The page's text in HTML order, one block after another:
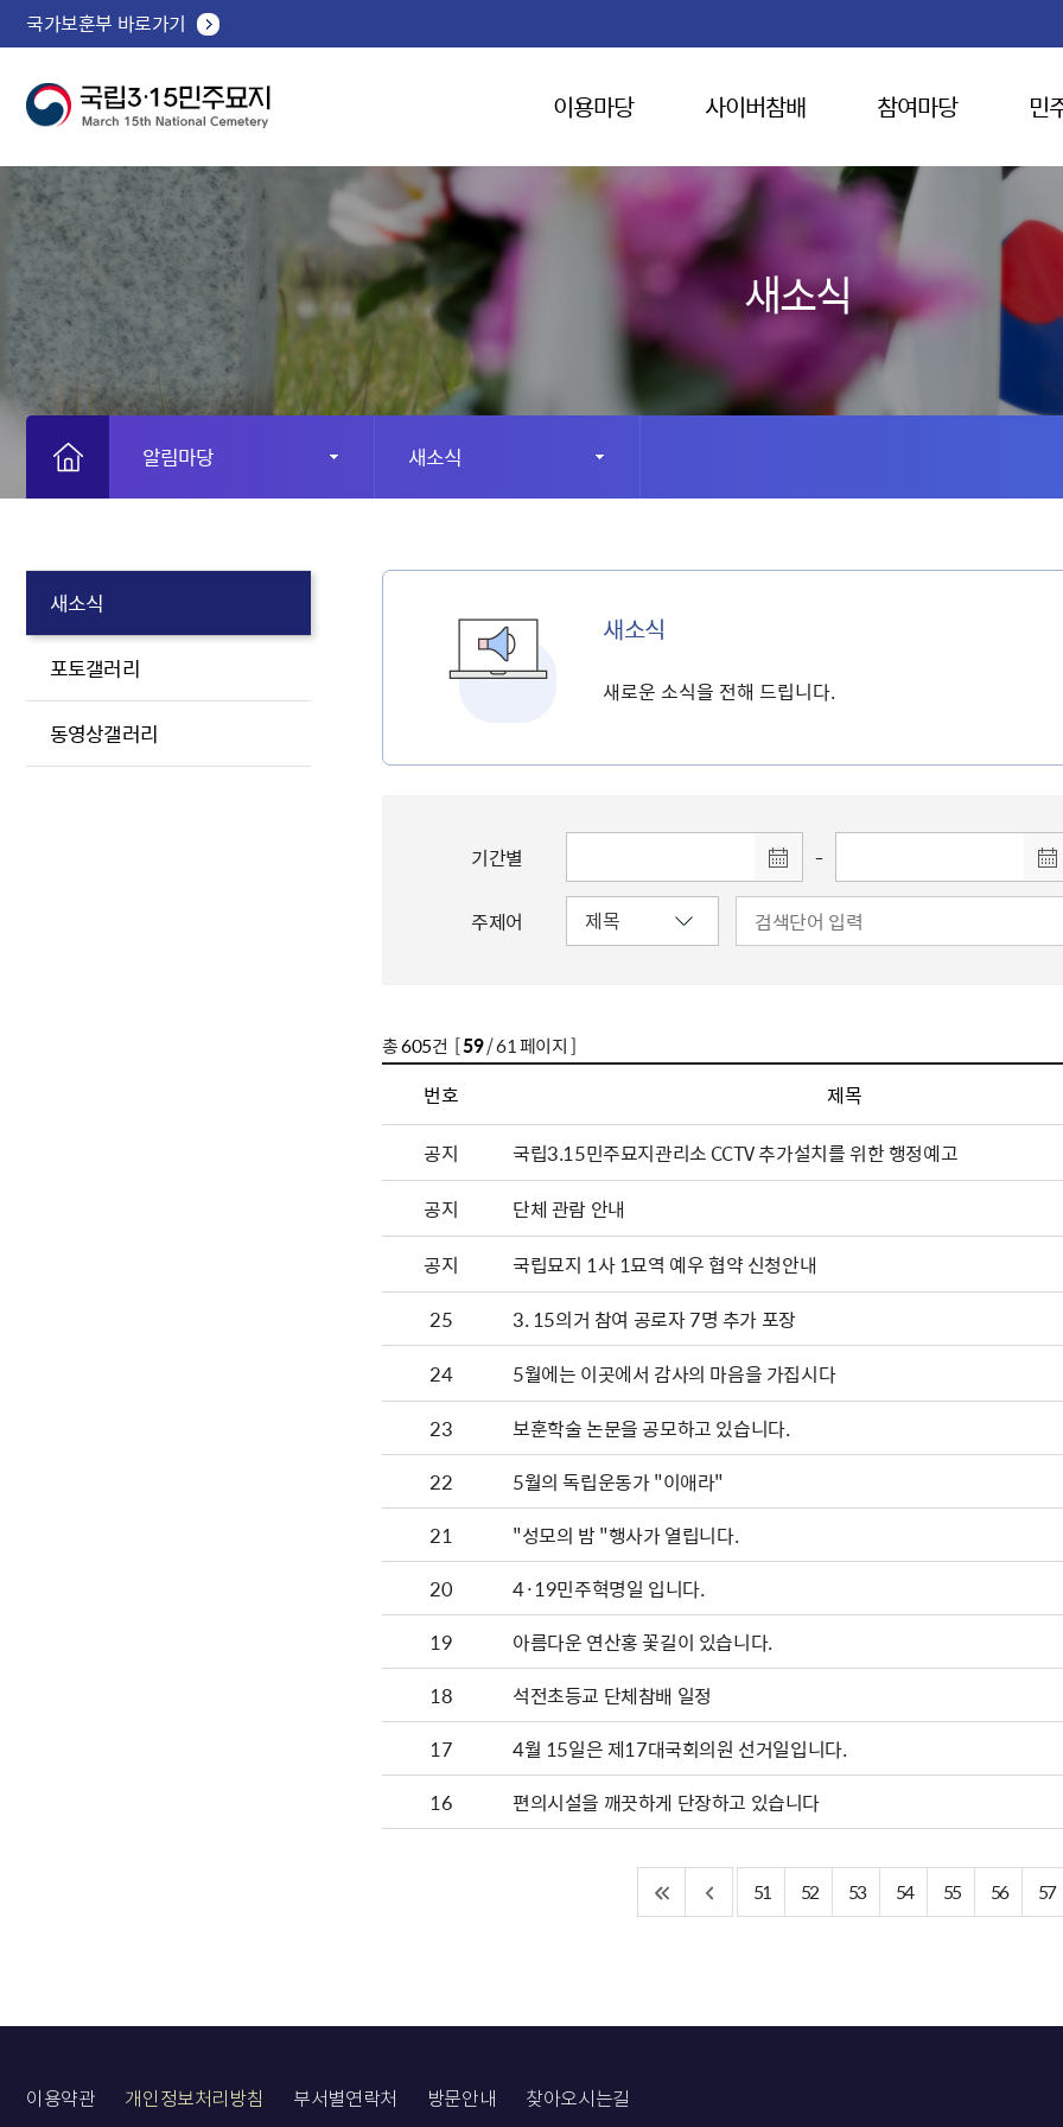
국가보훈부 바로가기
이용마당 사이버참배 참여마당 민
새소식
알림마당 새소식
새소식
포토갤러리
동영상갤러리
새소식
새로운 소식을 전해 드립니다.
기간별 -
주제어
총605건 [59/ 61 페이지 ]
번호 제목
공지
국립3.15민주묘지관리소 CCTV 추가설치를 위한 행정예고
공지
단체 관람 안내
공지
국립묘지 1사 1묘역 예우 협약 신청안내
25
3. 15의거 참여 공로자 7명 추가 포장
24
5월에는 이곳에서 감사의 마음을 가집시다
23
보훈학술 논문을 공모하고 있습니다.
22
5월의 독립운동가 "이애라"
21
"성모의 밤 "행사가 열립니다.
20
4·19민주혁명일 입니다.
19
아름다운 연산홍 꽃길이 있습니다.
18
석전초등교 단체참배 일정
17
4월 15일은 제17대국회의원 선거일입니다.
16
편의시설을 깨끗하게 단장하고 있습니다
51 52 53 54 55 56 57
이용약관 개인정보처리방침 부서별연락처 방문안내 찾아오시는길